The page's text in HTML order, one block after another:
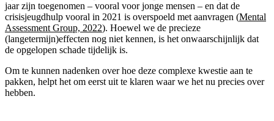
jaar zijn toegenomen – vooral voor jonge mensen – en dat de
crisisjeugdhulp vooral in 2021 is overspoeld met aanvragen (Mental
Assessment Group, 2022). Hoewel we de precieze
(langetermijn)effecten nog niet kennen, is het onwaarschijnlijk dat
de opgelopen schade tijdelijk is.
Om te kunnen nadenken over hoe deze complexe kwestie aan te
pakken, helpt het om eerst uit te klaren waar we het nu precies over
hebben.